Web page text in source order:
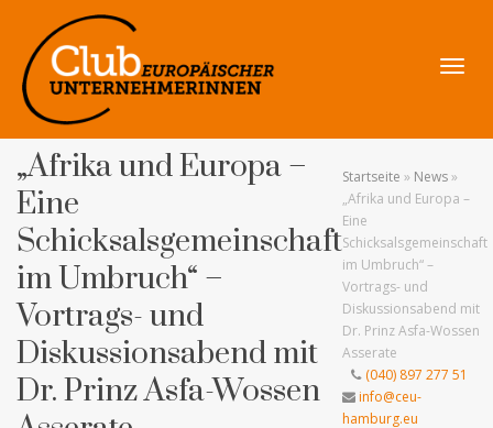
„Afrika und Europa –
Eine
Schicksalsgemeinschaft
im Umbruch“ –
Vortrags- und
Diskussionsabend mit
Dr. Prinz Asfa-Wossen
Startseite » News»
„Afrika und Europa –
Eine
Schicksalsgemeinschaft
im Umbruch“ –
Vortrags- und
Diskussionsabend mit
Dr. Prinz Asfa-Wossen
Asserate
(040) 897 277 51
info@ceu-
hamburg.eu